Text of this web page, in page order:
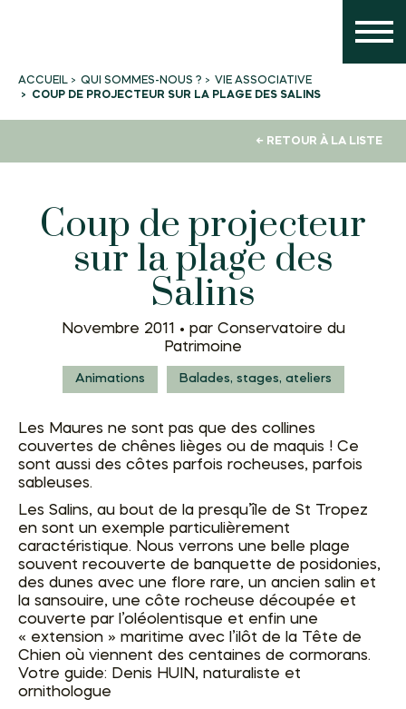
ACCUEIL QUI SOMMES-NOUS ?
VIE ASSOCIATIVE
COUP DE PROJECTEUR SUR LA PLAGE DES SALINS
← RETOUR À LA LISTE
Coup de projecteur
sur la plage des
Salins
Novembre 2011 • par Conservatoire du
Patrimoine
Animations Balades, stages, ateliers
Les Maures ne sont pas que des collines
couvertes de chênes lièges ou de maquis ! Ce
sont aussi des côtes parfois rocheuses, parfois
sableuses.
Les Salins, au bout de la presqu’île de St Tropez
en sont un exemple particulièrement
caractéristique. Nous verrons une belle plage
souvent recouverte de banquette de posidonies,
des dunes avec une flore rare, un ancien salin et
la sansouire, une côte rocheuse découpée et
couverte par l’oléolentisque et enfin une
« extension » maritime avec l’ilôt de la Tête de
Chien où viennent des centaines de cormorans.
Votre guide: Denis HUIN, naturaliste et
ornithologue